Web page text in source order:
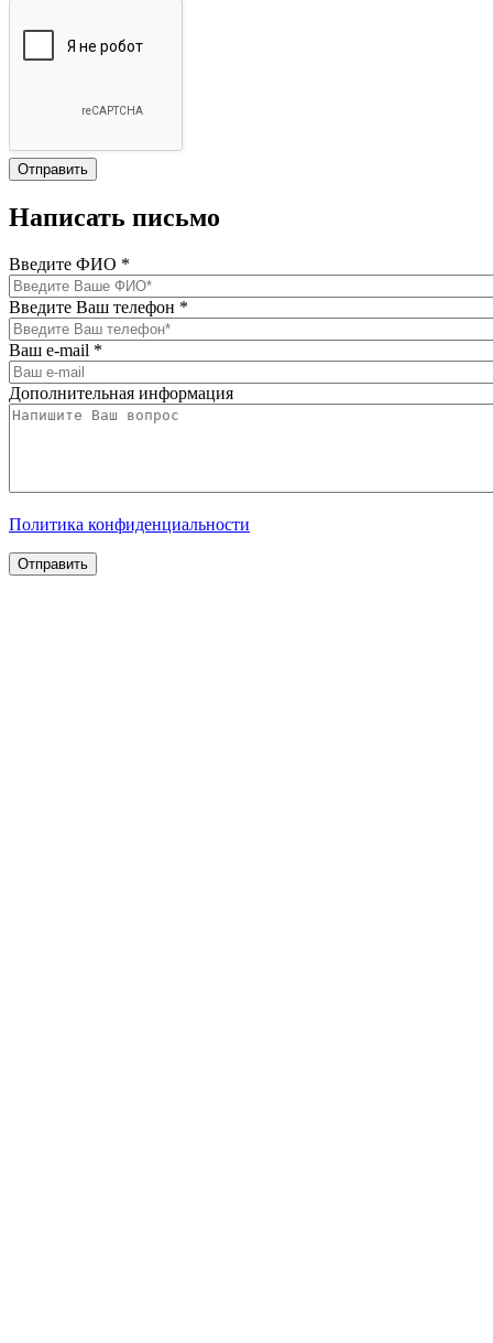
Написать письмо
Введите ФИО *
Введите Ваш телефон *
Ваш e-mail *
Дополнительная информация
Политика конфиденциальности